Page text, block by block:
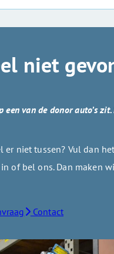
niet
een van de donor auto’s
er niet tussen? Vul dan
of bel ons. Dan maken
Contact